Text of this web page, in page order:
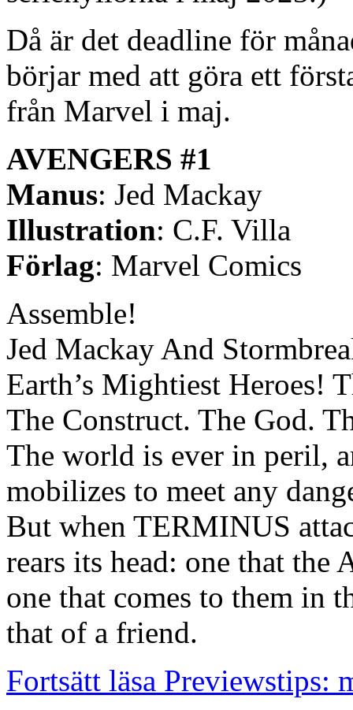
Då är det deadline för
börjar med att göra ett
från Marvel i maj.
AVENGERS #1
Manus: Jed Mackay
Illustration: C.F. Villa
Förlag: Marvel Comics
Assemble!
Jed Mackay And
Earth’s Mightiest Heroes!
The Construct. The God.
The world is ever in peril,
mobilizes to meet any
But when TERMINUS
rears its head: one that the
one that comes to them in
that of a friend.
Fortsätt läsa Previewstips: